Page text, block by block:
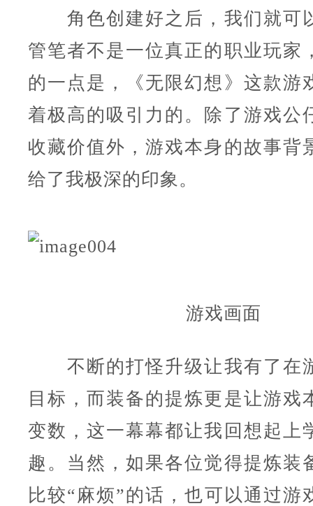
角色创建好之后，我们就可
管笔者不是一位真正的职业玩家
的一点是，《无限幻想》这款游
着极高的吸引力的。除了游戏公
收藏价值外，游戏本身的故事背
给了我极深的印象。
游戏画面
不断的打怪升级让我有了在
目标，而装备的提炼更是让游戏
变数，这一幕幕都让我回想起上
趣。当然，如果各位觉得提炼装
比较“麻烦”的话，也可以通过游